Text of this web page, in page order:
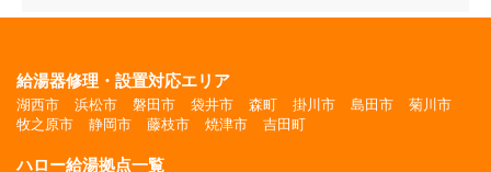
給湯器修理・設置対応エリア
湖西市 浜松市 磐田市 袋井市 森町 掛川市 島田市
菊川市
牧之原市
静岡市 藤枝市 焼津市 吉田町
ハロー給湯拠点一覧